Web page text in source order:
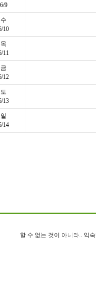
6/9
수
10
목
11
금
12
토
13
일
14
할 수 없는 것이 아니라.. 익